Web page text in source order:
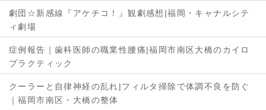
劇団☆新感線『アケチコ！』観劇感想|福岡・キャナルシテ
ィ劇場
症例報告｜歯科医師の職業性腰痛|福岡市南区大橋のカイロ
プラクティック
クーラーと自律神経の乱れ|フィルタ掃除で体調不良を防ぐ
｜福岡市南区・大橋の整体